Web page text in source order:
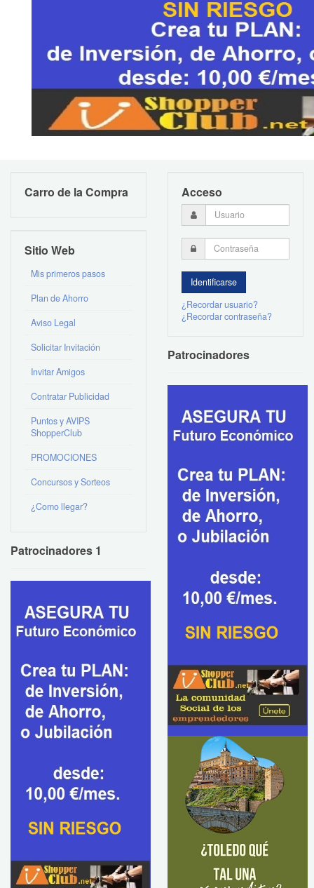
Carro de la Compra
Sitio Web
Mis primeros pasos
Plan de Ahorro
Aviso Legal
Solicitar Invitación
Invitar Amigos
Contratar Publicidad
Puntos y AVIPS
ShopperClub
PROMOCIONES
Concursos y Sorteos
¿Como llegar?
Patrocinadores 1
Acceso
¿Recordar usuario?
¿Recordar contraseña?
Patrocinadores